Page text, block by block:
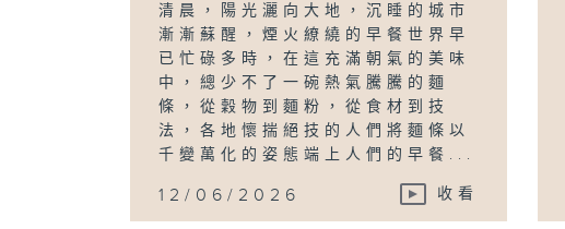
清晨，陽光灑向大地，沉睡的城市
漸漸蘇醒，煙火繚繞的早餐世界早
已忙碌多時，在這充滿朝氣的美味
中，總少不了一碗熱氣騰騰的麵
條，從穀物到麵粉，從食材到技
法，各地懷揣絕技的人們將麵條以
千變萬化的姿態端上人們的早餐...
12/06/2026 收看